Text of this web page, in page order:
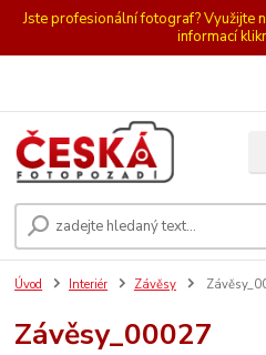
Jste profesionální fotograf? Využijte
informací
Úvod Interiér Závěsy
Závěsy_00027